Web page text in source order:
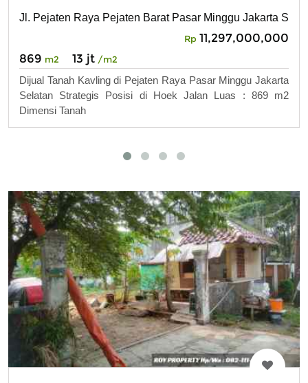
Jl. Pejaten Raya Pejaten Barat Pasar Minggu Jakarta
Rp 11,297,000,000
869 m2 13 jt /m2
Dijual Tanah Kavling di Pejaten Raya Pasar Minggu Jakarta
Selatan Strategis Posisi di Hoek Jalan Luas : 869 m2
Dimensi Tanah